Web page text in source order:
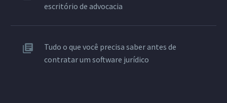
escritório de advocacia
Tudo o que você precisa saber antes de
contratar um software jurídico